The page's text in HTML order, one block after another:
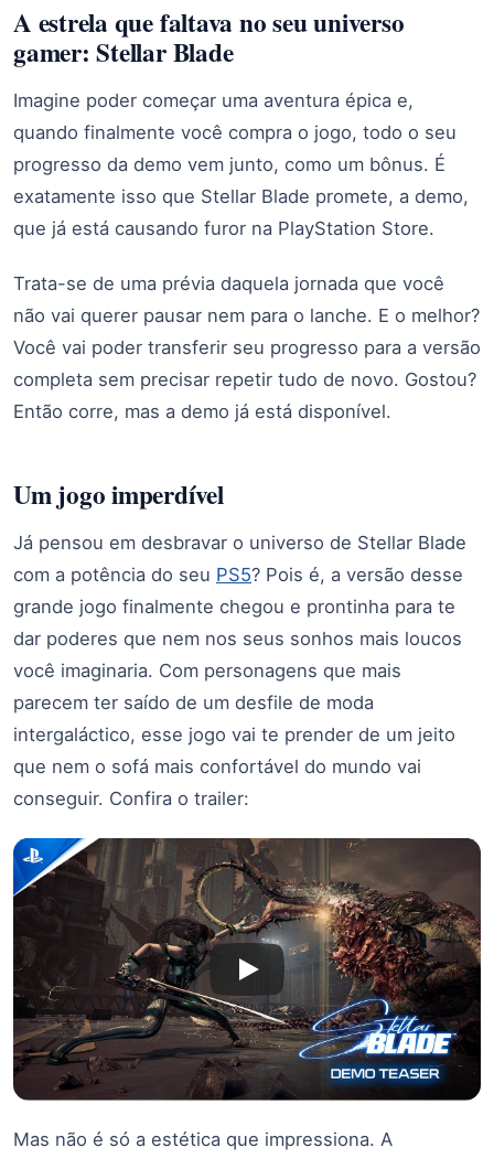
A estrela que faltava no seu universo
gamer: Stellar Blade
Imagine poder começar uma aventura épica e,
quando finalmente você compra o jogo, todo o seu
progresso da demo vem junto, como um bônus. É
exatamente isso que Stellar Blade promete, a demo,
que já está causando furor na PlayStation Store.
Trata-se de uma prévia daquela jornada que você
não vai querer pausar nem para o lanche. E o melhor?
Você vai poder transferir seu progresso para a versão
completa sem precisar repetir tudo de novo. Gostou?
Então corre, mas a demo já está disponível.
Um jogo imperdível
Já pensou em desbravar o universo de Stellar Blade
com a potência do seu PS5? Pois é, a versão desse
grande jogo finalmente chegou e prontinha para te
dar poderes que nem nos seus sonhos mais loucos
você imaginaria. Com personagens que mais
parecem ter saído de um desfile de moda
intergaláctico, esse jogo vai te prender de um jeito
que nem o sofá mais confortável do mundo vai
conseguir. Confira o trailer:
Mas não é só a estética que impressiona. A